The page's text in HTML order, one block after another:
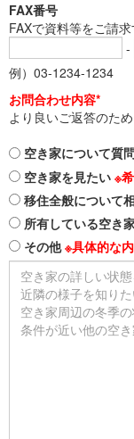
FAX番号
FAXで資料等をご請
-
例）03-1234-1234
お問合わせ内容*
より良いご返答のた
空き家について質
空き家を見たい ※
移住全般について
所有している空き
その他※具体的な